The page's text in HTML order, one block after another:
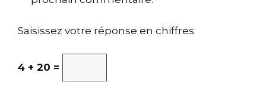
Saisissez votre réponse en chiffres
4 + 20 =